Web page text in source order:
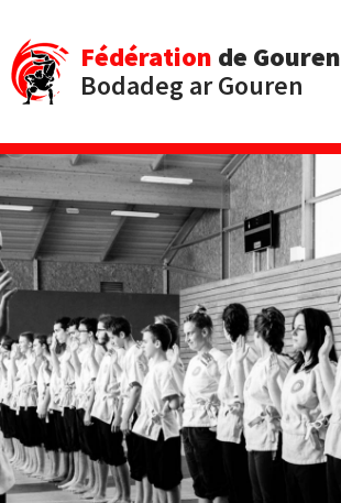
Fédération de Gouren
Bodadeg ar Gouren